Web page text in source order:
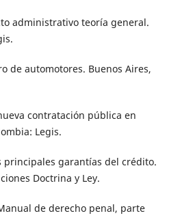
administrativo teoría general.
de automotores. Buenos Aires,
contratación pública en
Legis.
principales garantías del crédito.
Doctrina y Ley.
de derecho penal, parte